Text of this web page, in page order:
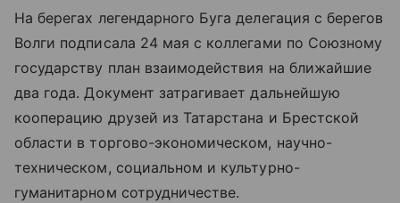
На берегах легендарного Буга делегация с берегов
Волги подписала 24 мая с коллегами по Союзному
государству план взаимодействия на ближайшие
два года. Документ затрагивает дальнейшую
кооперацию друзей из Татарстана и Брестской
области в торгово-экономическом, научно-
техническом, социальном и культурно-
гуманитарном сотрудничестве.